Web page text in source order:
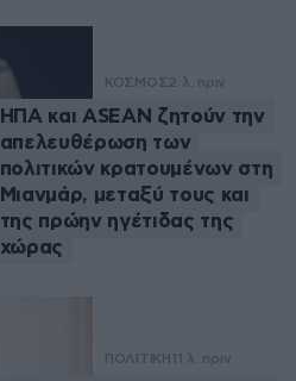
ΚΟΣΜΟΣ2 λ. πριν
ΗΠΑ και ASEAN ζητούν την
απελευθέρωση των
πολιτικών κρατουμένων στη
Μιανμάρ, μεταξύ τους και
της πρώην ηγέτιδας της
χώρας
ΠΟΛΙΤΙΚΗ 11 λ. πριν